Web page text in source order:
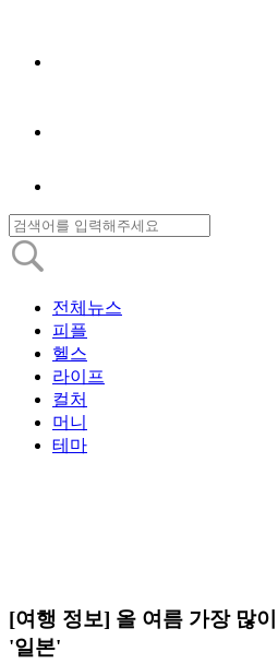
전체뉴스
피플
헬스
라이프
컬처
머니
테마
[여행 정보] 올 여름 가장 많
'일본'